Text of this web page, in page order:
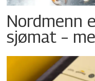
Nordmenn
sjømat –